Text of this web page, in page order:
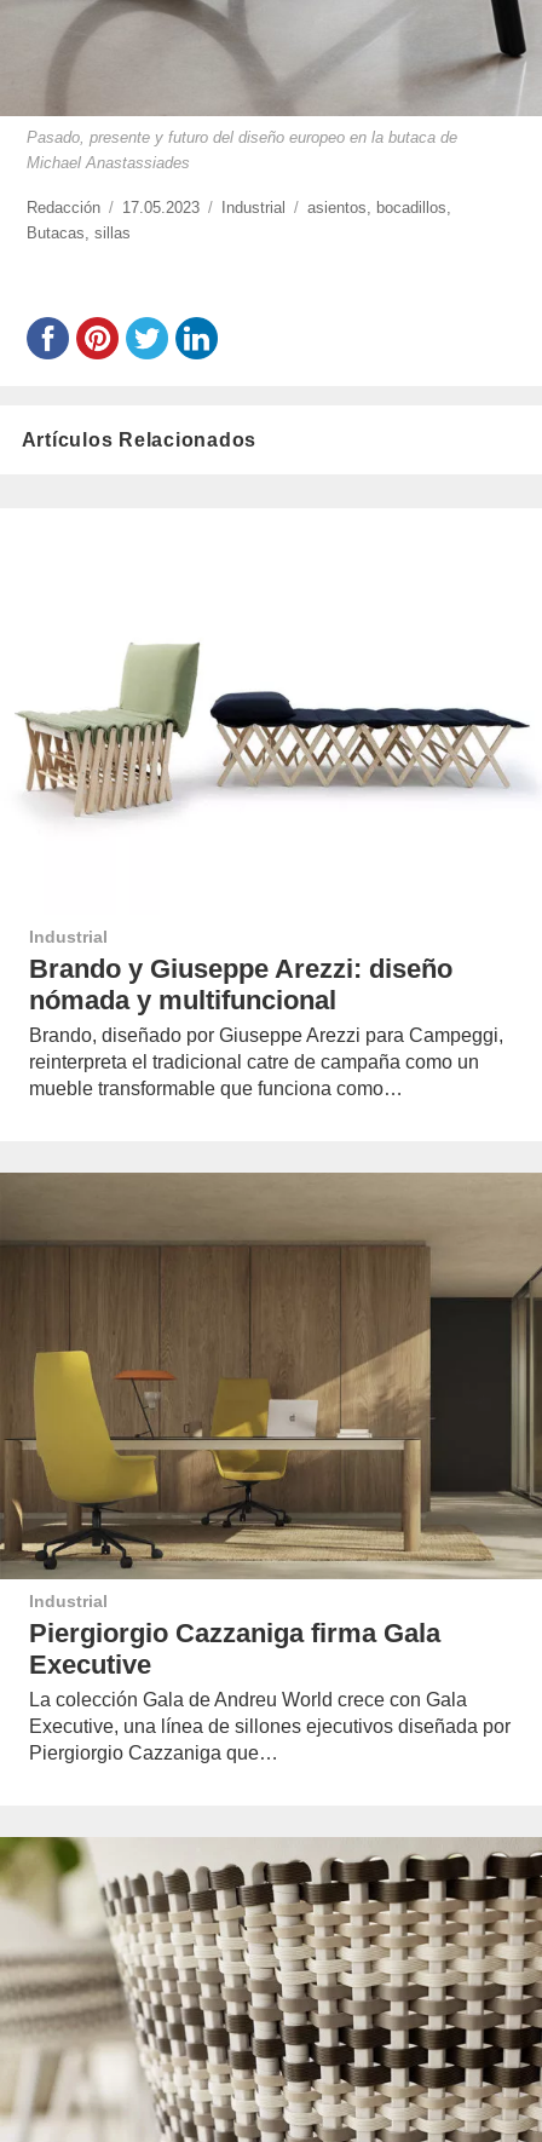
Pasado, presente y futuro del diseño europeo en la butaca de
Michael Anastassiades
https://www.experimenta.es/author/redaccion/
Redacción
Publicado
el
17.05.2023 Categorías
Industrial Etiquetas
asientos, bocadillos,
Butacas,sillas
Artículos Relacionados
Industrial
Brando y Giuseppe Arezzi: diseño
nómada y multifuncional
Brando, diseñado por Giuseppe Arezzi para Campeggi,
reinterpreta el tradicional catre de campaña como un
mueble transformable que funciona como…
Industrial
Piergiorgio Cazzaniga firma Gala
Executive
La colección Gala de Andreu World crece con Gala
Executive, una línea de sillones ejecutivos diseñada por
Piergiorgio Cazzaniga que…